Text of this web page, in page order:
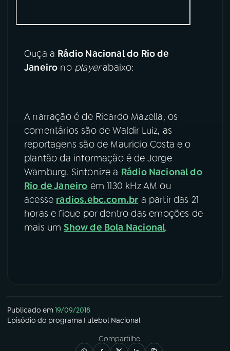
Ouça a Rádio Nacional do Rio de
Janeiro no playerabaixo:
A narração é de Ricardo Mazella, os
comentários são de Waldir Luiz, as
reportagens são de Mauricio Costa e o
plantão da informação é de Jorge
Wamburg. Sintonize a Rádio Nacional do
Rio de Janeiro em 1130 kHz AM ou
acesse radios.ebc.com.br a partir das 21
horas e fique por dentro das emoções de
mais umShow de Bola Nacional.
Publicado em19/09/2018
Episódio do programa Futebol Nacional
Compartilhe